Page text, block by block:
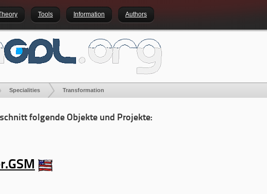
Tools Information Authors
Specialities Transformation
folgende Objekte und Projekte: